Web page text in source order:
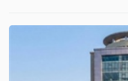
Người nội bộ